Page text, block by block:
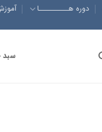
دوره هــــــــــا
سبد